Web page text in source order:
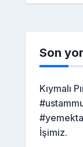
Son
Kıymalı
İşimiz.